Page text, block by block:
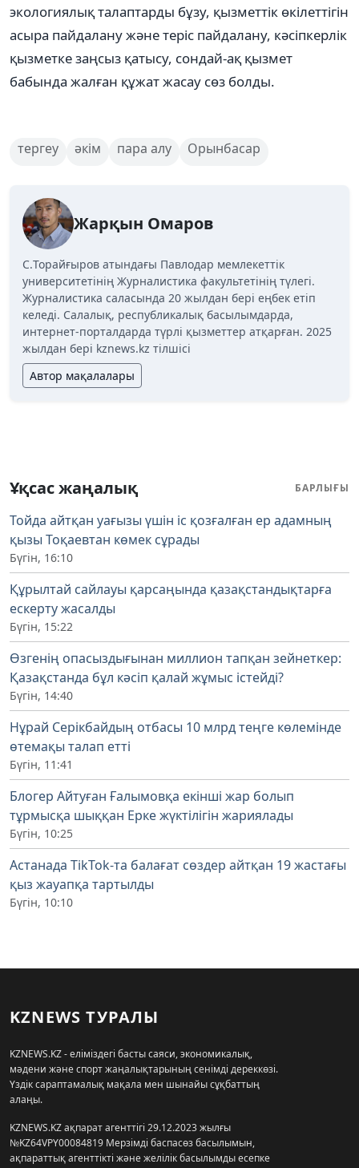
экологиялық талаптарды бұзу, қызметтік өкілеттігін
асыра пайдалану және теріс пайдалану, кәсіпкерлік
қызметке заңсыз қатысу, сондай-ақ қызмет
бабында жалған құжат жасау сөз болды.
тергеу әкім пара алу Орынбасар
Жарқын Омаров
C.Торайғыров атындағы Павлодар мемлекеттік
университетінің Журналистика факультетінің түлегі.
Журналистика саласында 20 жылдан бері еңбек етіп
келеді. Салалық, республикалық басылымдарда,
интернет-порталдарда түрлі қызметтер атқарған. 2025
жылдан бері kznews.kz тілшісі
Автор мақалалары
Ұқсас жаңалық БАРЛЫҒЫ
Тойда айтқан уағызы үшін іс қозғалған ер адамның
қызы Тоқаевтан көмек сұрады
Бүгін, 16:10
Құрылтай сайлауы қарсаңында қазақстандықтарға
ескерту жасалды
Бүгін, 15:22
Өзгенің опасыздығынан миллион тапқан зейнеткер:
Қазақстанда бұл кәсіп қалай жұмыс істейді?
Бүгін, 14:40
Нұрай Серікбайдың отбасы 10 млрд теңге көлемінде
өтемақы талап етті
Бүгін, 11:41
Блогер Айтуған Ғалымовқа екінші жар болып
тұрмысқа шыққан Ерке жүктілігін жариялады
Бүгін, 10:25
Астанада TikTok-та балағат сөздер айтқан 19 жастағы
қыз жауапқа тартылды
Бүгін, 10:10
KZNEWS ТУРАЛЫ
KZNEWS.KZ - еліміздегі басты саяси, экономикалық,
мәдени және спорт жаңалықтарының сенімді дереккөзі.
Үздік сараптамалық мақала мен шынайы сұқбаттың
алаңы.
KZNEWS.KZ ақпарат агенттігі 29.12.2023 жылғы
№KZ64VPY00084819 Мерзімді баспасөз басылымын,
ақпараттық агенттікті және желілік басылымды есепке